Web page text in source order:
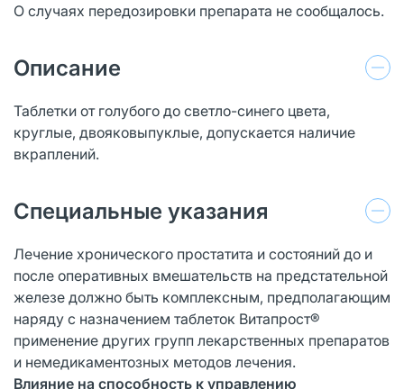
О случаях передозировки препарата не сообщалось.
Описание
Таблетки от голубого до светло-синего цвета,
круглые, двояковыпуклые, допускается наличие
вкраплений.
Специальные указания
Лечение хронического простатита и состояний до и
после оперативных вмешательств на предстательной
железе должно быть комплексным, предполагающим
наряду с назначением таблеток Витапрост®
применение других групп лекарственных препаратов
и немедикаментозных методов лечения.
Влияние на способность к управлению